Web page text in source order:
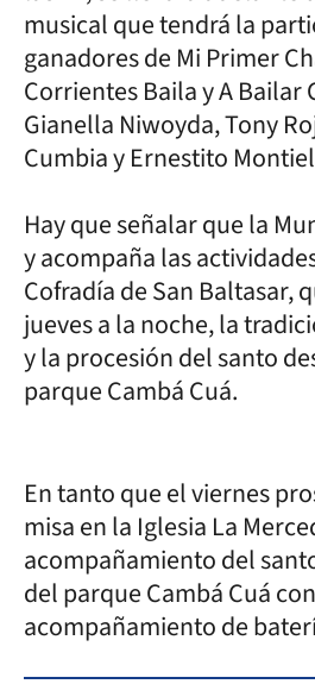
musical que tendrá la
ganadores de Mi Primer
Corrientes Baila y A Bailar
Gianella Niwoyda, Tony
Cumbia y Ernestito
Hay que señalar que la
y acompaña las
Cofradía de San Baltasar,
jueves a la noche, la
y la procesión del santo
parque Cambá Cuá.
En tanto que el viernes
misa en la Iglesia La
acompañamiento del
del parque Cambá Cuá con
acompañamiento de